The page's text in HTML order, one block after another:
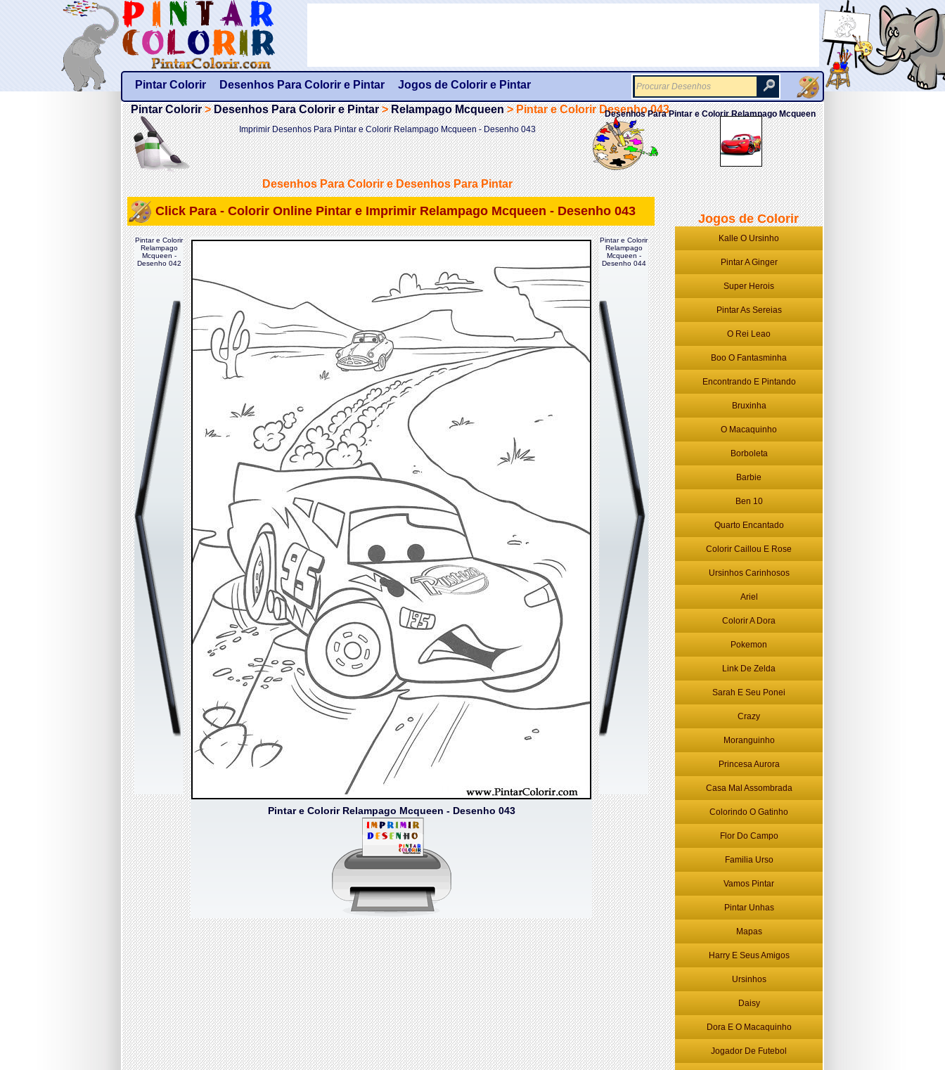
Pintar Colorir Desenhos Para Colorir e Pintar Jogos de Colorir e Pintar
Desenhos Para Pintar e Colorir Relampago Mcqueen
Pintar Colorir>Desenhos Para Colorir e Pintar>Relampago Mcqueen>Pintar e Colorir Desenho 043
Imprimir Desenhos Para Pintar e Colorir Relampago Mcqueen - Desenho 043
Desenhos Para Colorir e Desenhos Para Pintar
Click Para - Colorir Online Pintar e Imprimir Relampago Mcqueen - Desenho 043
Pintar e Colorir
Relampago
Mcqueen -
Desenho 042
Pintar e Colorir Relampago Mcqueen - Desenho 043
Pintar e Colorir
Relampago
Mcqueen -
Desenho 044
Jogos de Colorir
Kalle O Ursinho
Pintar A Ginger
Super Herois
Pintar As Sereias
O Rei Leao
Boo O Fantasminha
Encontrando E Pintando
Bruxinha
O Macaquinho
Borboleta
Barbie
Ben 10
Quarto Encantado
Colorir Caillou E Rose
Ursinhos Carinhosos
Ariel
Colorir A Dora
Pokemon
Link De Zelda
Sarah E Seu Ponei
Crazy
Moranguinho
Princesa Aurora
Casa Mal Assombrada
Colorindo O Gatinho
Flor Do Campo
Familia Urso
Vamos Pintar
Pintar Unhas
Mapas
Harry E Seus Amigos
Ursinhos
Daisy
Dora E O Macaquinho
Jogador De Futebol